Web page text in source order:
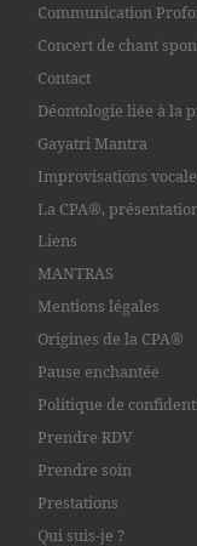
Communication
Concert de chant
Contact
Déontologie liée à la
Gayatri Mantra
Improvisations
La CPA®,
Liens
MANTRAS
Mentions légales
Origines de la CPA®
Pause enchantée
Politique de
Prendre RDV
Prendre soin
Prestations
Qui suis-je ?